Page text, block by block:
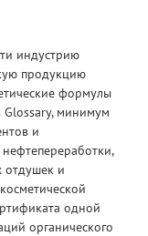
индустрию
продукцию
формулы
Glossary, минимум
и
отдушек и
одной
органического